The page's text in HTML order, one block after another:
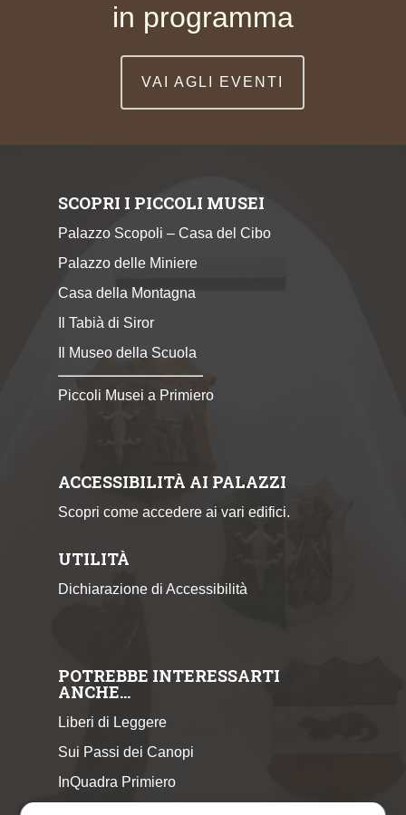
in programma
VAI AGLI EVENTI
SCOPRI I PICCOLI MUSEI
Palazzo Scopoli – Casa del Cibo
Palazzo delle Miniere
Casa della Montagna
Il Tabià di Siror
Il Museo della Scuola
Piccoli Musei a Primiero
ACCESSIBILITÀ AI PALAZZI
Scopri come accedere ai vari edifici.
UTILITÀ
Dichiarazione di Accessibilità
POTREBBE INTERESSARTI
ANCHE…
Liberi di Leggere
Sui Passi dei Canopi
InQuadra Primiero